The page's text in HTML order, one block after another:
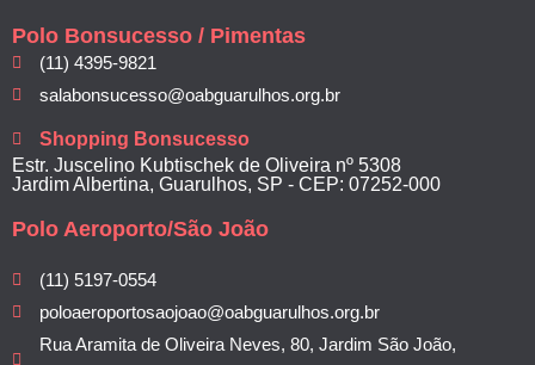
Polo Bonsucesso / Pimentas
(11) 4395-9821
salabonsucesso@oabguarulhos.org.br
Shopping Bonsucesso
Estr. Juscelino Kubtischek de Oliveira nº 5308
Jardim Albertina, Guarulhos, SP - CEP: 07252-000
Polo Aeroporto/São João
(11) 5197-0554
poloaeroportosaojoao@oabguarulhos.org.br
Rua Aramita de Oliveira Neves, 80, Jardim São João,